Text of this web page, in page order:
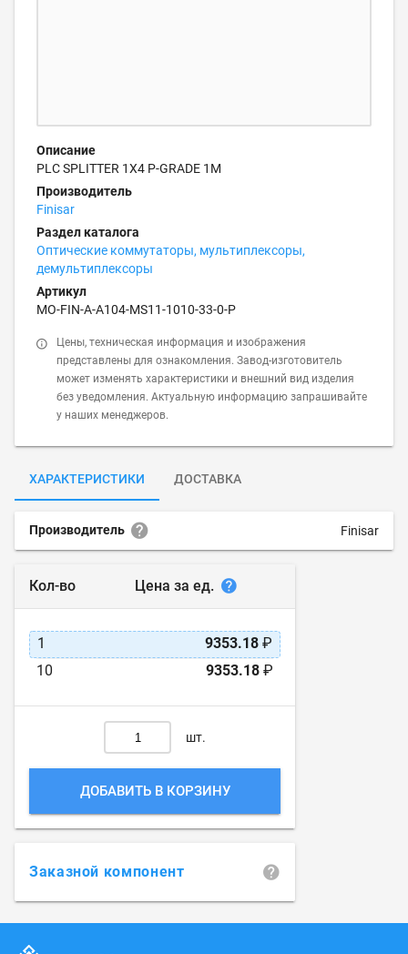
Описание
PLC SPLITTER 1X4 P-GRADE 1M
Производитель
Finisar
Раздел каталога
Оптические коммутаторы, мультиплексоры,
демультиплексоры
Артикул
MO-FIN-A-A104-MS11-1010-33-0-P
Цены, техническая информация и изображения
представлены для ознакомления. Завод-изготовитель
может изменять характеристики и внешний вид изделия
без уведомления. Актуальную информацию запрашивайте
у наших менеджеров.
ХАРАКТЕРИСТИКИ ДОСТАВКА
Производитель Finisar
Кол-во Цена за ед.
1 9353.18 ₽
10
9353.18 ₽
шт.
ДОБАВИТЬ В КОРЗИНУ
Заказной компонент